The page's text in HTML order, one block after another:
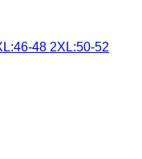
48 2XL:50-52